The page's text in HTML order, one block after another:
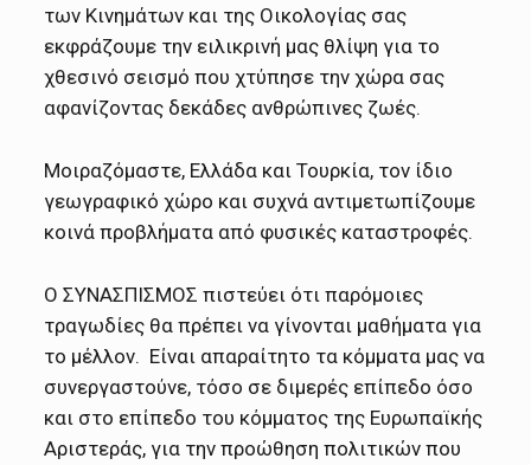
των Κινημάτων και της Οικολογίας σας
εκφράζουμε την ειλικρινή μας θλίψη για το
χθεσινό σεισμό που χτύπησε την χώρα σας
αφανίζοντας δεκάδες ανθρώπινες ζωές.
Μοιραζόμαστε, Ελλάδα και Τουρκία, τον ίδιο
γεωγραφικό χώρο και συχνά αντιμετωπίζουμε
κοινά προβλήματα από φυσικές καταστροφές.
Ο ΣΥΝΑΣΠΙΣΜΟΣ πιστεύει ότι παρόμοιες
τραγωδίες θα πρέπει να γίνονται μαθήματα για
το μέλλον. Είναι απαραίτητο τα κόμματα μας να
συνεργαστούνε, τόσο σε διμερές επίπεδο όσο
και στο επίπεδο του κόμματος της Ευρωπαϊκής
Αριστεράς, για την προώθηση πολιτικών που